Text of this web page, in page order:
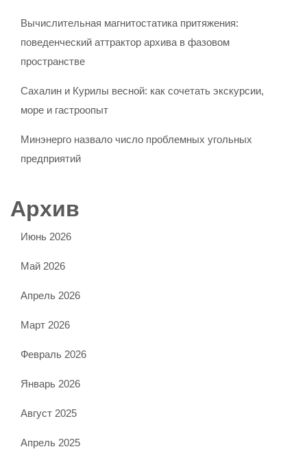
Вычислительная магнитостатика притяжения:
поведенческий аттрактор архива в фазовом
пространстве
Сахалин и Курилы весной: как сочетать экскурсии,
море и гастроопыт
Минэнерго назвало число проблемных угольных
предприятий
Архив
Июнь 2026
Май 2026
Апрель 2026
Март 2026
Февраль 2026
Январь 2026
Август 2025
Апрель 2025